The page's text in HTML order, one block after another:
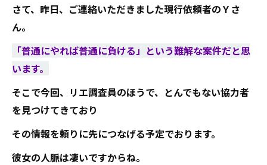
さて、昨日、ご連絡いただきました現行依頼者のＹさ
ん。
「普通にやれば普通に負ける」という難解な案件だと思
います。
そこで今回、リエ調査員のほうで、とんでもない協力者
を見つけてきており
その情報を頼りに先につなげる予定でおります。
彼女の人脈は凄いですからね。